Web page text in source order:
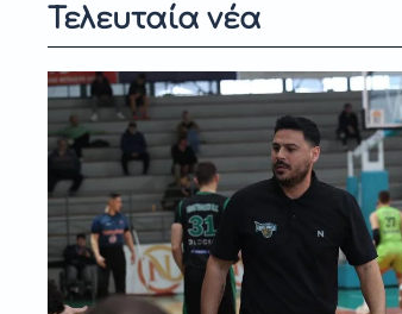
Τελευταία νέα